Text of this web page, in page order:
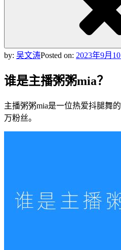
by: 吴文涛Posted on: 2023年9月10
谁是主播粥粥mia？
主播粥粥mia是一位热爱抖腿舞
万粉丝。